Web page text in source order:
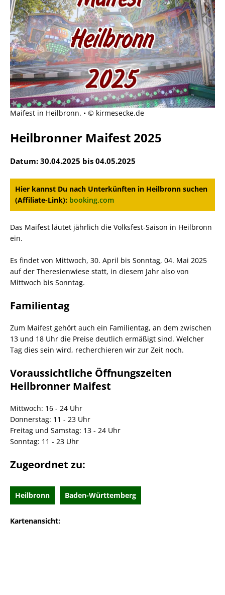
Maifest in Heilbronn. • © kirmesecke.de
Heilbronner Maifest 2025
Datum: 30.04.2025 bis 04.05.2025
Hier kannst Du nach Unterkünften in Heilbronn suchen
(Affiliate-Link): booking.com
Das Maifest läutet jährlich die Volksfest-Saison in Heilbronn
ein.
Es findet von Mittwoch, 30. April bis Sonntag, 04. Mai 2025
auf der Theresienwiese statt, in diesem Jahr also von
Mittwoch bis Sonntag.
Familientag
Zum Maifest gehört auch ein Familientag, an dem zwischen
13 und 18 Uhr die Preise deutlich ermäßigt sind. Welcher
Tag dies sein wird, recherchieren wir zur Zeit noch.
Voraussichtliche Öffnungszeiten
Heilbronner Maifest
Mittwoch: 16 - 24 Uhr
Donnerstag: 11 - 23 Uhr
Freitag und Samstag: 13 - 24 Uhr
Sonntag: 11 - 23 Uhr
Zugeordnet zu:
Heilbronn Baden-Württemberg
Kartenansicht: